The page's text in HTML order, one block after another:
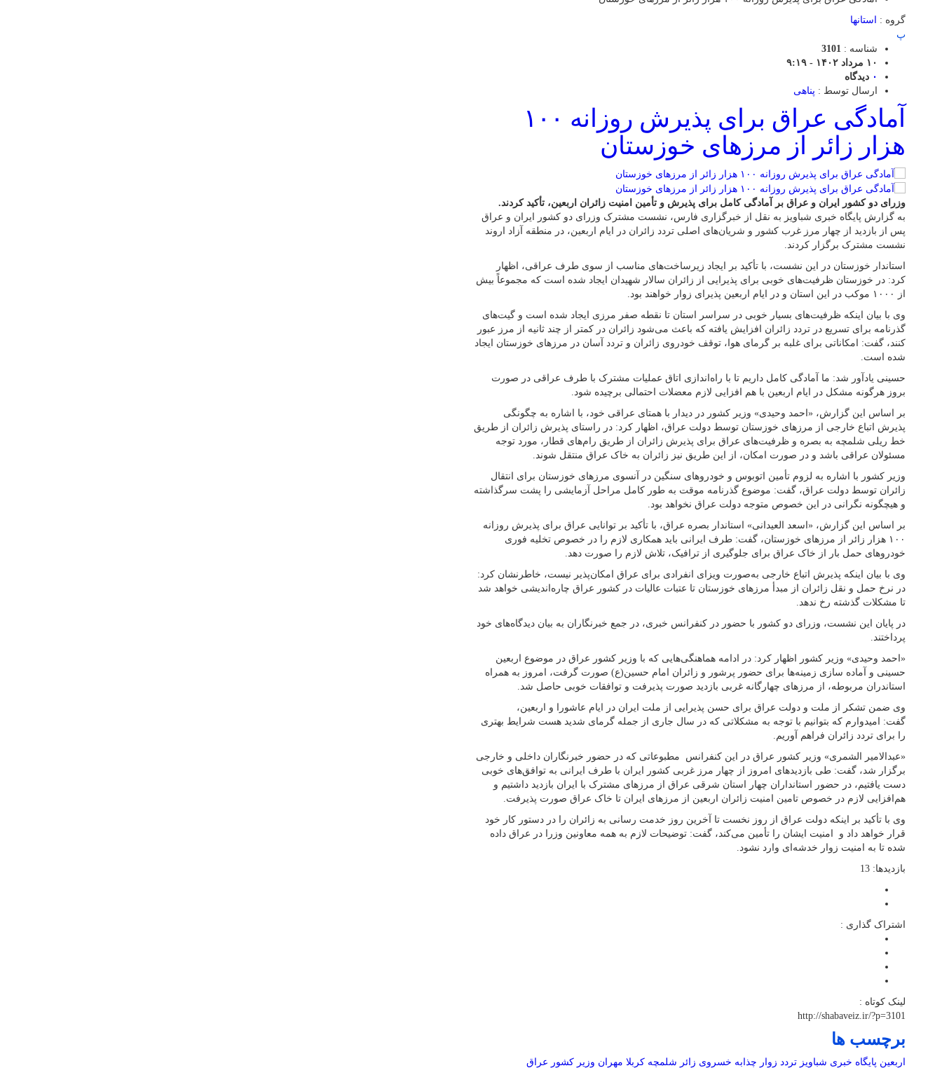
گروه :
استانها
پ
شناسه : 3101
۱۰ مرداد ۱۴۰۲ - ۹:۱۹
۰ دیدگاه
ارسال توسط : پناهی
آمادگی عراق برای پذیرش روزانه ۱۰۰
هزار زائر از مرزهای خوزستان
وزرای دو کشور ایران و عراق بر آمادگی کامل برای پذیرش و تأمین امنیت زائران اربعین، تأکید کردند.
به گزارش پایگاه خبری شباویز به نقل از خبرگزاری فارس، نشست مشترک وزرای دو کشور ایران و عراق
پس از بازدید از چهار مرز غرب کشور و شریان‌های اصلی تردد زائران در ایام اربعین، در منطقه آزاد اروند
نشست مشترک برگزار کردند.
استاندار خوزستان در این نشست، با تأکید بر ایجاد زیرساخت‌های مناسب از سوی طرف عراقی، اظهار
کرد: در خوزستان ظرفیت‌های خوبی برای پذیرایی از زائران سالار شهیدان ایجاد شده است که مجموعاً بیش
از ۱۰۰۰ موکب در این استان و در ایام اربعین پذیرای زوار خواهند بود.
وی با بیان اینکه ظرفیت‌های بسیار خوبی در سراسر استان تا نقطه صفر مرزی ایجاد شده است و گیت‌های
گذرنامه برای تسریع در تردد زائران افزایش یافته که باعث می‌شود زائران در کمتر از چند ثانیه از مرز عبور
کنند، گفت: امکاناتی برای غلبه بر گرمای هوا، توقف خودروی زائران و تردد آسان در مرزهای خوزستان ایجاد
شده است.
حسینی یادآور شد: ما آمادگی کامل داریم تا با راه‌اندازی اتاق عملیات مشترک با طرف عراقی در صورت
بروز هرگونه مشکل در ایام اربعین با هم افزایی لازم معضلات احتمالی برچیده شود.
بر اساس این گزارش، «احمد وحیدی» وزیر کشور در دیدار با همتای عراقی خود، با اشاره به چگونگی
پذیرش اتباع خارجی از مرزهای خوزستان توسط دولت عراق، اظهار کرد: در راستای پذیرش زائران از طریق
خط ریلی شلمچه به بصره و ظرفیت‌های عراق برای پذیرش زائران از طریق رام‌های قطار، مورد توجه
مسئولان عراقی باشد و در صورت امکان، از این طریق نیز زائران به خاک عراق منتقل شوند.
وزیر کشور با اشاره به لزوم تأمین اتوبوس و خودروهای سنگین در آنسوی مرزهای خوزستان برای انتقال
زائران توسط دولت عراق، گفت: موضوع گذرنامه موقت به طور کامل مراحل آزمایشی را پشت سرگذاشته
و هیچگونه نگرانی در این خصوص متوجه دولت عراق نخواهد بود.
بر اساس این گزارش، «اسعد العیدانی» استاندار بصره عراق، با تأکید بر توانایی عراق برای پذیرش روزانه
۱۰۰ هزار زائر از مرزهای خوزستان، گفت: طرف ایرانی باید همکاری لازم را در خصوص تخلیه فوری
خودروهای حمل بار از خاک عراق برای جلوگیری از ترافیک، تلاش لازم را صورت دهد.
وی با بیان اینکه پذیرش اتباع خارجی به‌صورت ویزای انفرادی برای عراق امکان‌پذیر نیست، خاطرنشان کرد:
در نرخ حمل و نقل زائران از مبدأ مرزهای خوزستان تا عتبات عالیات در کشور عراق چاره‌اندیشی خواهد شد
تا مشکلات گذشته رخ ندهد.
در پایان این نشست، وزرای دو کشور با حضور در کنفرانس خبری، در جمع خبرنگاران به بیان دیدگاه‌های خود
پرداختند.
«احمد وحیدی» وزیر کشور اظهار کرد: در ادامه هماهنگی‌هایی که با وزیر کشور عراق در موضوع اربعین
حسینی و آماده سازی زمینه‌ها برای حضور پرشور و زائران امام حسین(ع) صورت گرفت، امروز به همراه
استاندران مربوطه، از مرزهای چهارگانه غربی بازدید صورت پذیرفت و توافقات خوبی حاصل شد.
وی ضمن تشکر از ملت و دولت عراق برای حسن پذیرایی از ملت ایران در ایام عاشورا و اربعین،
گفت: امیدوارم که بتوانیم با توجه به مشکلاتی که در سال جاری از جمله گرمای شدید هست شرایط بهتری
را برای تردد زائران فراهم آوریم.
«عبدالامیر الشمری» وزیر کشور عراق در این کنفرانس مطبوعاتی که در حضور خبرنگاران داخلی و خارجی
برگزار شد، گفت: طی بازدیدهای امروز از چهار مرز غربی کشور ایران با طرف ایرانی به توافق‌های خوبی
دست یافتیم، در حضور استانداران چهار استان شرقی عراق از مرزهای مشترک با ایران بازدید داشتیم و
هم‌افزایی لازم در خصوص تامین امنیت زائران اربعین از مرزهای ایران تا خاک عراق صورت پذیرفت.
وی با تأکید بر اینکه دولت عراق از روز نخست تا آخرین روز خدمت رسانی به زائران را در دستور کار خود
قرار خواهد داد و امنیت ایشان را تأمین می‌کند، گفت: توضیحات لازم به همه معاونین وزرا در عراق داده
شده تا به امنیت زوار خدشه‌ای وارد نشود.
بازدیدها: 13
اشتراک گذاری :
لینک کوتاه :
http://shabaveiz.ir/?p=3101
برچسب ها
اربعین پایگاه خبری شباویز تردد زوار چذابه خسروی زائر شلمچه کربلا مهران وزیر کشور عراق